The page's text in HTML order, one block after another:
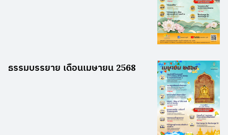
ธรรมบรรยาย เดือนเมษายน 2568